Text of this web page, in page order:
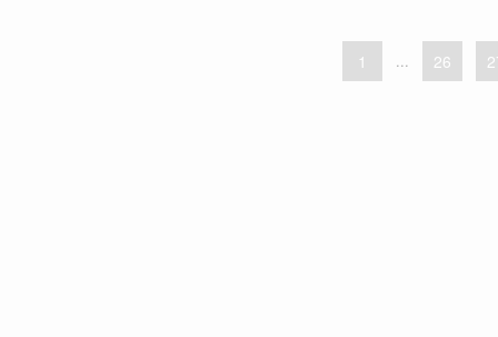
1 ... 26